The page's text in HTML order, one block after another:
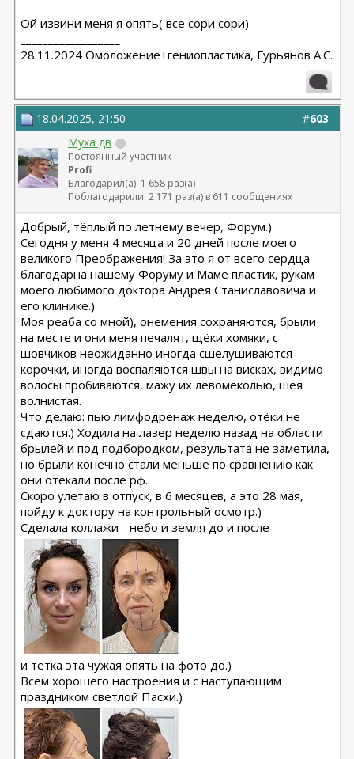
Ой извини меня я опять( все сори сори)
28.11.2024 Омоложение+гениопластика, Гурьянов А.С.
#603
18.04.2025, 21:50
Муха дв
Постоянный участник
Profi
Благодарил(а): 1 658 раз(а)
Поблагодарили: 2 171 раз(а) в 611 сообщениях
Добрый, тёплый по летнему вечер, Форум.)
Сегодня у меня 4 месяца и 20 дней после моего
великого Преображения! За это я от всего сердца
благодарна нашему Форуму и Маме пластик, рукам
моего любимого доктора Андрея Станиславовича и
его клинике.)
Моя реаба со мной), онемения сохраняются, брыли
на месте и они меня печалят, щёки хомяки, с
шовчиков неожиданно иногда сшелушиваются
корочки, иногда воспаляются швы на висках, видимо
волосы пробиваются, мажу их левомеколью, шея
волнистая.
Что делаю: пью лимфодренаж неделю, отёки не
сдаются.) Ходила на лазер неделю назад на области
брылей и под подбородком, результата не заметила,
но брыли конечно стали меньше по сравнению как
они отекали после рф.
Скоро улетаю в отпуск, в 6 месяцев, а это 28 мая,
пойду к доктору на контрольный осмотр.)
Сделала коллажи - небо и земля до и после
и тётка эта чужая опять на фото до.)
Всем хорошего настроения и с наступающим
праздником светлой Пасхи.)